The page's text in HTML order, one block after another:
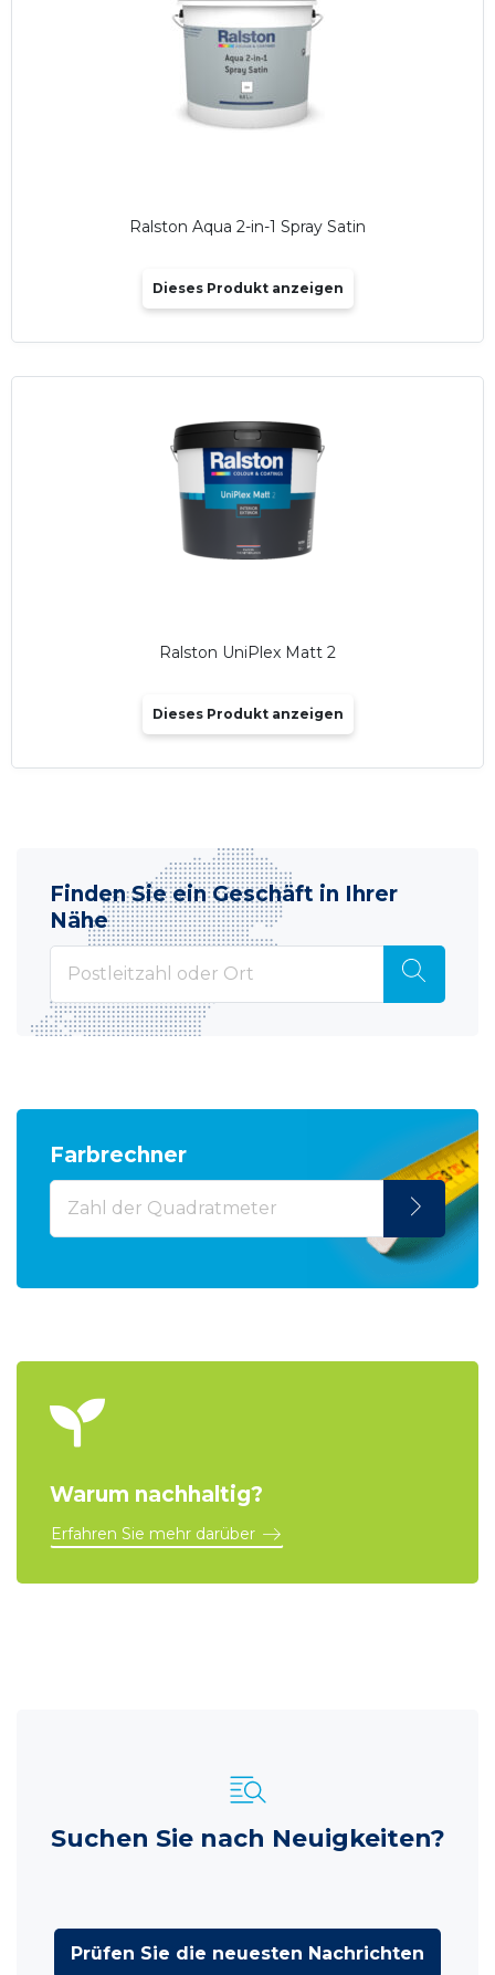
Ralston Aqua 2-in-1 Spray Satin
Dieses Produkt anzeigen
Ralston UniPlex Matt 2
Dieses Produkt anzeigen
Finden Sie ein Geschäft in Ihrer
Nähe
Farbrechner
Warum nachhaltig?
Erfahren Sie mehr darüber
Suchen Sie nach Neuigkeiten?
Prüfen Sie die neuesten Nachrichten